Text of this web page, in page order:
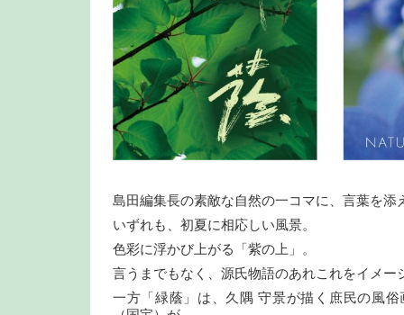
島田編集長の素敵な自然の一コマに、言葉を添
いずれも、初夏に相応しい風景。
色彩に浮かび上がる「紫の上」。
言うまでもなく、源氏物語のあれこれをイメー
一方「緑蔭」は、久隅 守景が描く庶民の風